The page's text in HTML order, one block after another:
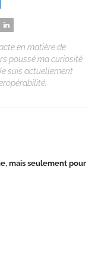
en matière de
poussé ma curiosité
suis actuellement
mais seulement pour